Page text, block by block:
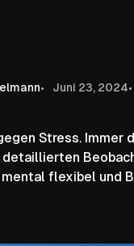
Alltag
Juni 23, 2024
Stress. Immer
flexibel und